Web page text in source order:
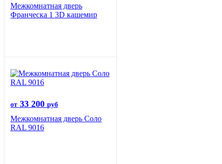
Межкомнатная дверь
Франческа 1 3D кашемир
от 33 200 руб
Межкомнатная дверь Соло
RAL 9016